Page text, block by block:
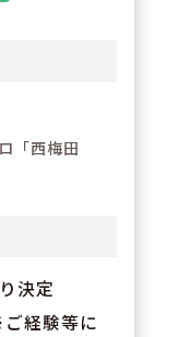
「西梅田
決定
経験等に